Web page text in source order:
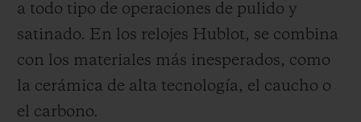
a todo tipo de operaciones de pulido y
satinado. En los relojes Hublot, se combina
con los materiales más inesperados, como
la cerámica de alta tecnología, el caucho o
el carbono.